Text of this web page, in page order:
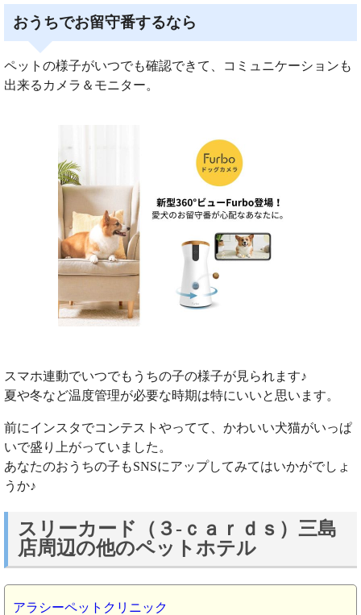
おうちでお留守番するなら
ペットの様子がいつでも確認できて、コミュニケーションも
出来るカメラ＆モニター。
スマホ連動でいつでもうちの子の様子が見られます♪
夏や冬など温度管理が必要な時期は特にいいと思います。
前にインスタでコンテストやってて、かわいい犬猫がいっぱ
いで盛り上がっていました。
あなたのおうちの子もSNSにアップしてみてはいかがでしょ
うか♪
スリーカード（３‐ｃａｒｄｓ）三島
店周辺の他のペットホテル
アラシーペットクリニック